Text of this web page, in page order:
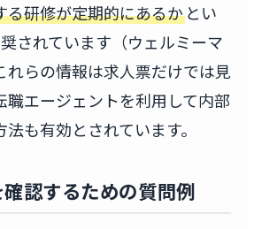
る研修が定期的にあるかとい
されています（ウェルミーマ
れらの情報は求人票だけでは見
職エージェントを利用して内部
も有効とされています。
認するための質問例